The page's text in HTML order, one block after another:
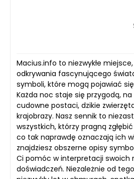
Macius.info to niezwykłe
odkrywania fascynującego
symboli, które mogą pojawiać
Każda noc staje się przygodą,
cudowne postaci, dzikie
krajobrazy. Nasz sennik to
wszystkich, którzy pragną
co tak naprawdę oznaczają ich
znajdziesz obszerne opisy
Ci pomóc w interpretacji swoich
doświadczeń. Niezależnie od